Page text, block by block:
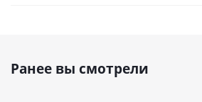
Ранее вы смотрели